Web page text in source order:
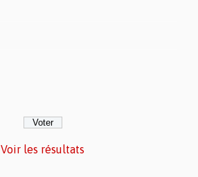
Voir les résultats